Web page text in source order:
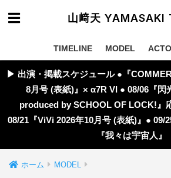
山﨑天 YAMASAKI
TIMELINE MODEL
▶︎ 出演・掲載スケジュール ●『
8月号 (表紙)』× α7R VI ● 08/06『閃
produced by SCHOOL OF LOCK!』
08/21『ViVi 2026年10月号 (表紙)』● 09/
『我々は宇宙人』
ホーム MODEL